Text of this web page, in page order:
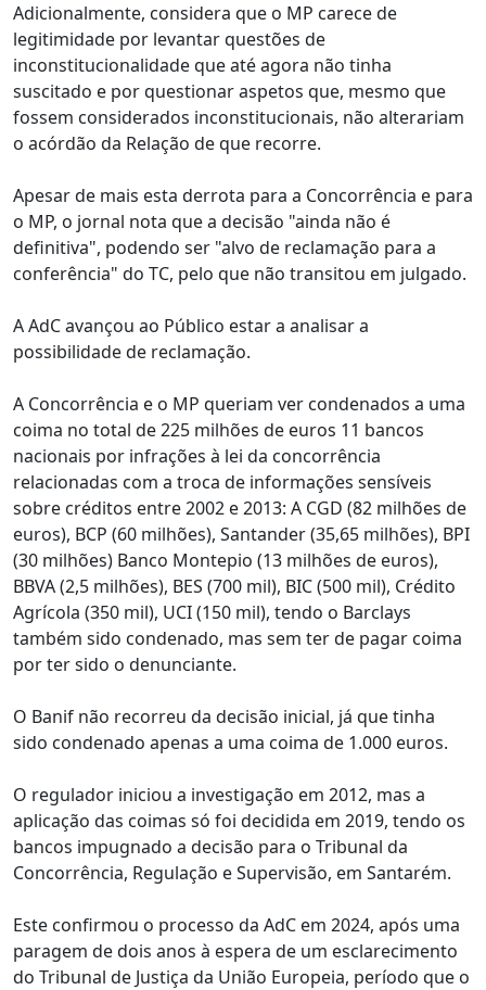
Adicionalmente, considera que o MP carece de
legitimidade por levantar questões de
inconstitucionalidade que até agora não tinha
suscitado e por questionar aspetos que, mesmo que
fossem considerados inconstitucionais, não alterariam
o acórdão da Relação de que recorre.
Apesar de mais esta derrota para a Concorrência e para
o MP, o jornal nota que a decisão "ainda não é
definitiva", podendo ser "alvo de reclamação para a
conferência" do TC, pelo que não transitou em julgado.
A AdC avançou ao Público estar a analisar a
possibilidade de reclamação.
A Concorrência e o MP queriam ver condenados a uma
coima no total de 225 milhões de euros 11 bancos
nacionais por infrações à lei da concorrência
relacionadas com a troca de informações sensíveis
sobre créditos entre 2002 e 2013: A CGD (82 milhões de
euros), BCP (60 milhões), Santander (35,65 milhões), BPI
(30 milhões) Banco Montepio (13 milhões de euros),
BBVA (2,5 milhões), BES (700 mil), BIC (500 mil), Crédito
Agrícola (350 mil), UCI (150 mil), tendo o Barclays
também sido condenado, mas sem ter de pagar coima
por ter sido o denunciante.
O Banif não recorreu da decisão inicial, já que tinha
sido condenado apenas a uma coima de 1.000 euros.
O regulador iniciou a investigação em 2012, mas a
aplicação das coimas só foi decidida em 2019, tendo os
bancos impugnado a decisão para o Tribunal da
Concorrência, Regulação e Supervisão, em Santarém.
Este confirmou o processo da AdC em 2024, após uma
paragem de dois anos à espera de um esclarecimento
do Tribunal de Justiça da União Europeia, período que o